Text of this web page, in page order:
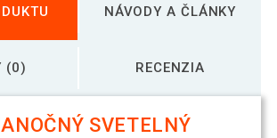
NÁVODY A ČLÁNKY
(0) RECENZIA
SVETELNÝ